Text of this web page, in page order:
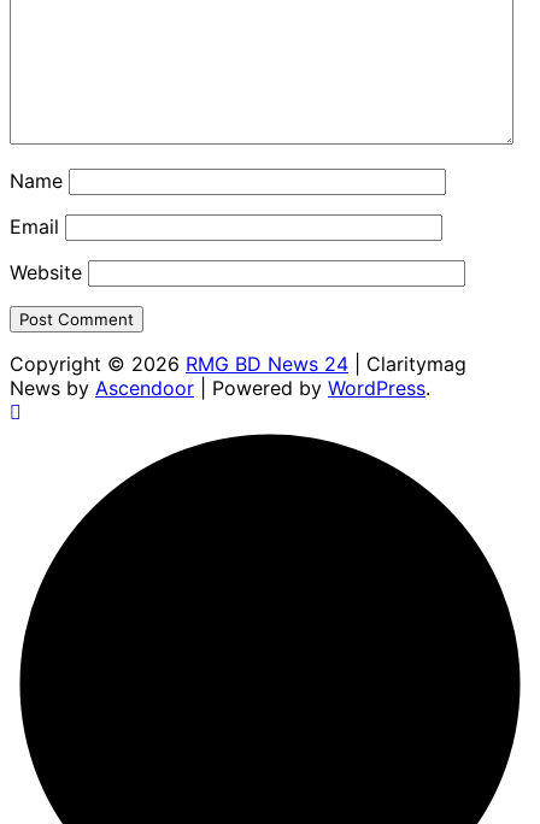
Name
Email
Website
Copyright © 2026 RMG BD News 24 | Claritymag
News by Ascendoor | Powered by WordPress.